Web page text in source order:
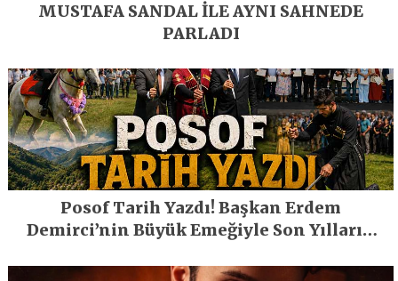
MUSTAFA SANDAL İLE AYNI SAHNEDE
PARLADI
Posof Tarih Yazdı! Başkan Erdem
Demirci’nin Büyük Emeğiyle Son Yılların